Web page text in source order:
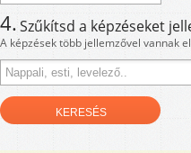
4.Szűkítsd a képzéseket
A képzések több jellemzővel vannak